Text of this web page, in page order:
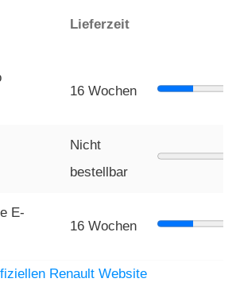
Lieferzeit
16 Wochen
Nicht
bestellbar
E-
16 Wochen
Renault Website